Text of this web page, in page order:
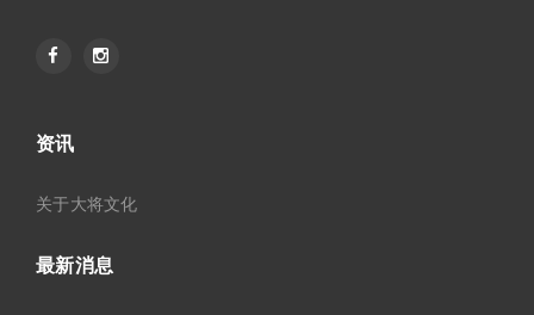
资讯
关于大将文化
最新消息